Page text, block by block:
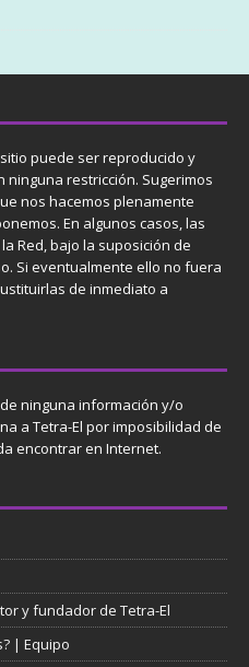
puede ser reproducido y
restricción. Sugerimos
nos hacemos plenamente
En algunos casos, las
Red, bajo la suposición de
Si eventualmente ello no fuera
de inmediato a
ninguna información y/o
a Tetra-El por imposibilidad de
encontrar en Internet.
y fundador de Tetra-El
| Equipo